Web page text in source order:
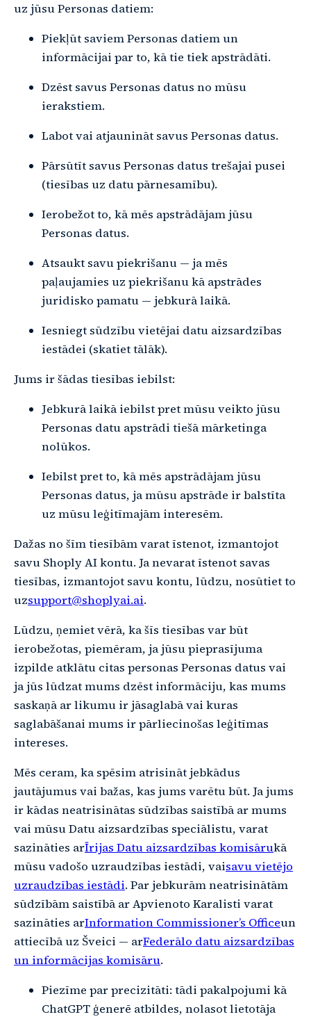
uz jūsu Personas datiem:
Piekļūt saviem Personas datiem un
informācijai par to, kā tie tiek apstrādāti.
Dzēst savus Personas datus no mūsu
ierakstiem.
Labot vai atjaunināt savus Personas datus.
Pārsūtīt savus Personas datus trešajai pusei
(tiesības uz datu pārnesamību).
Ierobežot to, kā mēs apstrādājam jūsu
Personas datus.
Atsaukt savu piekrišanu — ja mēs
paļaujamies uz piekrišanu kā apstrādes
juridisko pamatu — jebkurā laikā.
Iesniegt sūdzību vietējai datu aizsardzības
iestādei (skatiet tālāk).
Jums ir šādas tiesības iebilst:
Jebkurā laikā iebilst pret mūsu veikto jūsu
Personas datu apstrādi tiešā mārketinga
nolūkos.
Iebilst pret to, kā mēs apstrādājam jūsu
Personas datus, ja mūsu apstrāde ir balstīta
uz mūsu leģitīmajām interesēm.
Dažas no šīm tiesībām varat īstenot, izmantojot
savu Shoply AI kontu. Ja nevarat īstenot savas
tiesības, izmantojot savu kontu, lūdzu, nosūtiet to
uzsupport@shoplyai.ai.
Lūdzu, ņemiet vērā, ka šīs tiesības var būt
ierobežotas, piemēram, ja jūsu pieprasījuma
izpilde atklātu citas personas Personas datus vai
ja jūs lūdzat mums dzēst informāciju, kas mums
saskaņā ar likumu ir jāsaglabā vai kuras
saglabāšanai mums ir pārliecinošas leģitīmas
intereses.
Mēs ceram, ka spēsim atrisināt jebkādus
jautājumus vai bažas, kas jums varētu būt. Ja jums
ir kādas neatrisinātas sūdzības saistībā ar mums
vai mūsu Datu aizsardzības speciālistu, varat
sazināties arĪrijas Datu aizsardzības komisārukā
mūsu vadošo uzraudzības iestādi, vaisavu vietējo
uzraudzības iestādi. Par jebkurām neatrisinātām
sūdzībām saistībā ar Apvienoto Karalisti varat
sazināties arInformation Commissioner’s Officeun
attiecībā uz Šveici — arFederālo datu aizsardzības
un informācijas komisāru.
Piezīme par precizitāti: tādi pakalpojumi kā
ChatGPT ģenerē atbildes, nolasot lietotāja